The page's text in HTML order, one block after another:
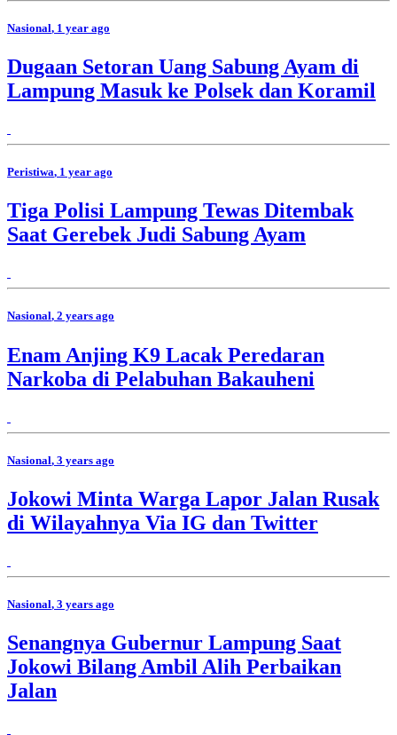
Nasional, 1 year ago
Dugaan Setoran Uang Sabung Ayam di
Lampung Masuk ke Polsek dan Koramil
Peristiwa, 1 year ago
Tiga Polisi Lampung Tewas Ditembak
Saat Gerebek Judi Sabung Ayam
Nasional, 2 years ago
Enam Anjing K9 Lacak Peredaran
Narkoba di Pelabuhan Bakauheni
Nasional, 3 years ago
Jokowi Minta Warga Lapor Jalan Rusak
di Wilayahnya Via IG dan Twitter
Nasional, 3 years ago
Senangnya Gubernur Lampung Saat
Jokowi Bilang Ambil Alih Perbaikan
Jalan